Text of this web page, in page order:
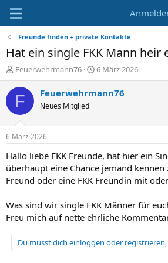
Freunde finden + private Kontakte
Hat ein single FKK Mann heir
E
r
s
l
e
r
Feuerwehrmann76
E
r
s
t
a
m
6 März 2026
F Feuerwehrmann76
Neues Mitglied
6 März 2026
Hallo liebe FKK Freunde, hat hier ein
überhaupt eine Chance jemand kennen
Freund oder eine FKK Freundin mit
Was sind wir single FKK Männer für
Freu mich auf nette ehrliche
Du musst dich einloggen oder